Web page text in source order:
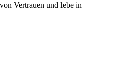
Vertrauen und lebe in